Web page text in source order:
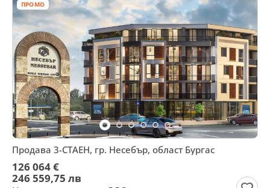
ПРОМО
Продава 3-СТАЕН, гр. Несебър, област Бургас
126 064 €
246 559,75 лв